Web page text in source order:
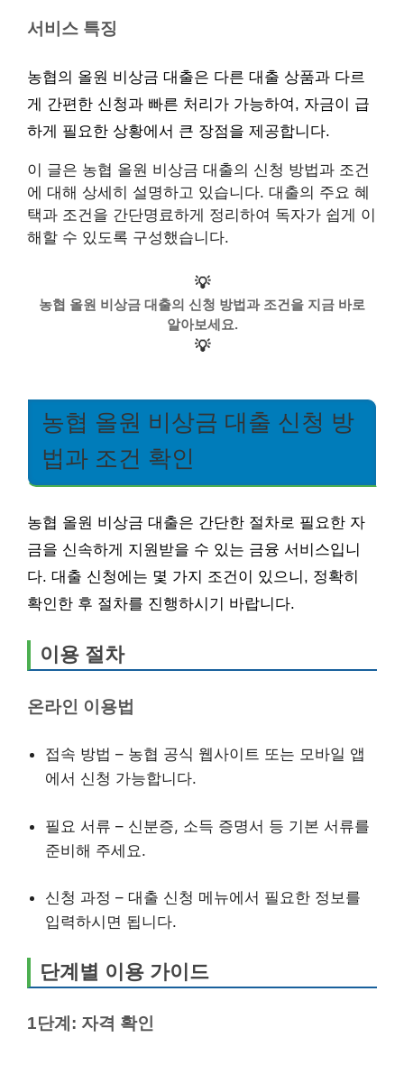
서비스 특징
농협의 올원 비상금 대출은 다른 대출 상품과 다르
게 간편한 신청과 빠른 처리가 가능하여, 자금이 급
하게 필요한 상황에서 큰 장점을 제공합니다.
이 글은 농협 올원 비상금 대출의 신청 방법과 조건
에 대해 상세히 설명하고 있습니다. 대출의 주요 혜
택과 조건을 간단명료하게 정리하여 독자가 쉽게 이
해할 수 있도록 구성했습니다.
💡
농협 올원 비상금 대출의 신청 방법과 조건을 지금 바로
알아보세요.
💡
농협 올원 비상금 대출 신청 방
법과 조건 확인
농협 올원 비상금 대출은 간단한 절차로 필요한 자
금을 신속하게 지원받을 수 있는 금융 서비스입니
다. 대출 신청에는 몇 가지 조건이 있으니, 정확히
확인한 후 절차를 진행하시기 바랍니다.
이용 절차
온라인 이용법
접속 방법 – 농협 공식 웹사이트 또는 모바일 앱
에서 신청 가능합니다.
필요 서류 – 신분증, 소득 증명서 등 기본 서류를
준비해 주세요.
신청 과정 – 대출 신청 메뉴에서 필요한 정보를
입력하시면 됩니다.
단계별 이용 가이드
1단계: 자격 확인